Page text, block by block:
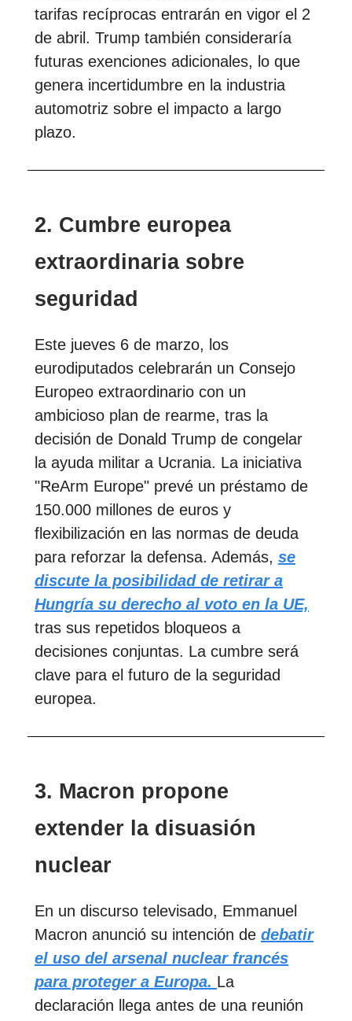
tarifas recíprocas entrarán en vigor el 2
de abril. Trump también consideraría
futuras exenciones adicionales, lo que
genera incertidumbre en la industria
automotriz sobre el impacto a largo
plazo.
2. Cumbre europea
extraordinaria sobre
seguridad
Este jueves 6 de marzo, los
eurodiputados celebrarán un Consejo
Europeo extraordinario con un
ambicioso plan de rearme, tras la
decisión de Donald Trump de congelar
la ayuda militar a Ucrania. La iniciativa
"ReArm Europe" prevé un préstamo de
150.000 millones de euros y
flexibilización en las normas de deuda
para reforzar la defensa. Además, se
discute la posibilidad de retirar a
Hungría su derecho al voto en la UE,
tras sus repetidos bloqueos a
decisiones conjuntas. La cumbre será
clave para el futuro de la seguridad
europea.
3. Macron propone
extender la disuasión
nuclear
En un discurso televisado, Emmanuel
Macron anunció su intención de debatir
el uso del arsenal nuclear francés
para proteger a Europa. La
declaración llega antes de una reunión